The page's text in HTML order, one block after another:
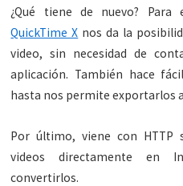
¿Qué tiene de nuevo? Para
QuickTime X nos da la
video, sin necesidad de
aplicación. También hace
hasta nos permite exportarlos
Por último, viene con HTTP
videos directamente en
convertirlos.